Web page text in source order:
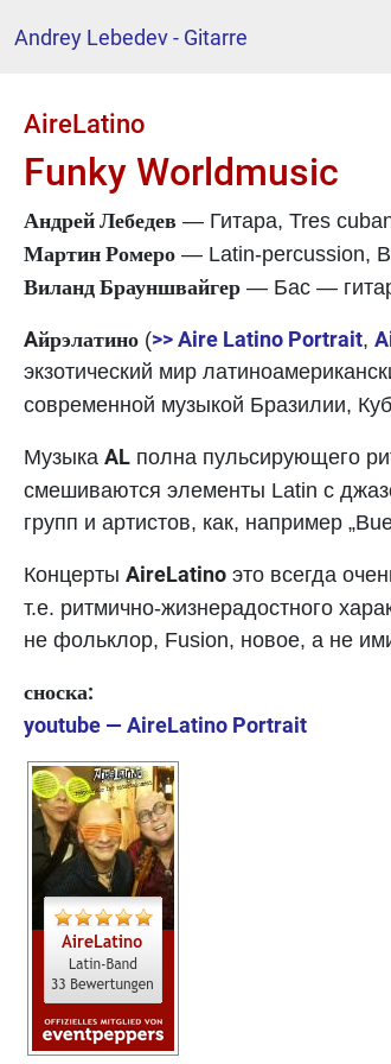
Andrey Lebedev - Gitarre
AireLatino
Funky Worldmusic
Андрей Лебедев — Гитара, Tres
Мартин Ромеро — Latin-percussion,
Виланд Брауншвайгер — Бас —
Aйрэлатино (>> Aire Latino Portrait,
экзотический мир
современной музыкой Бразилии,
Музыка AL полна пульсирующего
смешиваются элементы Latin с
групп и артистов, как, например
Концерты AireLatino это всегда
т.е. ритмично-жизнерадостного
не фольклор, Fusion, новое, а не
сноска:
youtube — AireLatino Portrait